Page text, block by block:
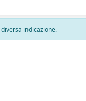
indicazione.